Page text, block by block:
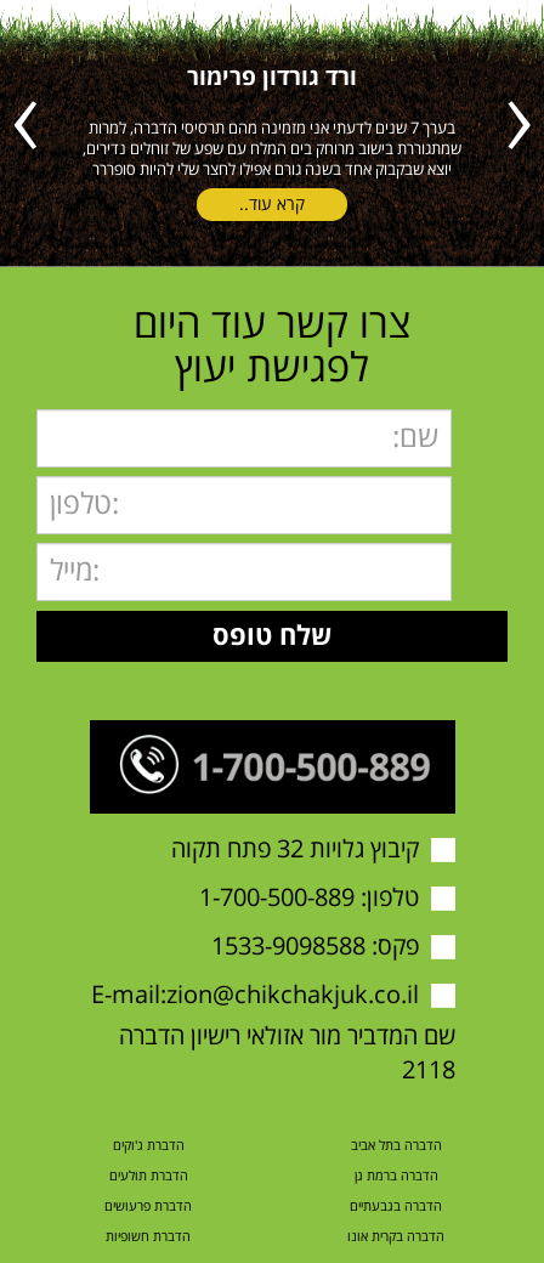
ורד גורדון פרימור
בערך 7 שנים לדעתי אני מזמינה מהם תרסיסי הדברה, למרות
שמתגוררת בישוב מרוחק בים המלח עם שפע של זוחלים נדירים,
יוצא שבקבוק אחד בשנה גורם אפילו לחצר שלי להיות סופררר
קרא עוד..
צרו קשר עוד היום
לפגישת יעוץ
קיבוץ גלויות 32 פתח תקוה
טלפון:1-700-500-889
פקס: 1533-9098588
E-mail:zion@chikchakjuk.co.il
שם המדביר מור אזולאי רישיון הדברה
2118
הדברה בתל אביב
הדברה ברמת גן
הדברה בגבעתיים
הדברה בקרית אונו
הדברת ג'וקים
הדברת תולעים
הדברת פרעושים
הדברת חשופיות